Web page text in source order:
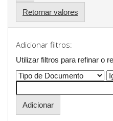
Retornar valores
Adicionar filtros:
Utilizar filtros para refinar o